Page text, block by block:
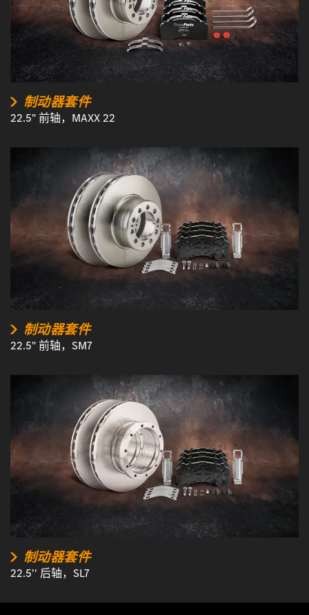
制动器套件
22.5" 前轴，MAXX 22
制动器套件
22.5" 前轴，SM7
制动器套件
22.5'' 后轴，SL7